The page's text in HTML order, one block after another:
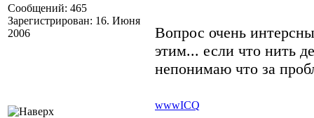
Сообщений: 465
Зарегистрирован: 16. Июня
2006
Вопрос очень
этим... если что нить
непонимаю что за
wwwICQ